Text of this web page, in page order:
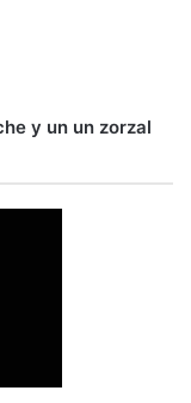
y un un zorzal